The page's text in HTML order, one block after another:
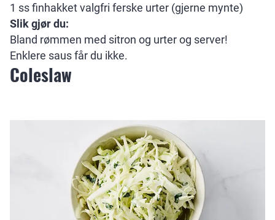
1 ss finhakket valgfri ferske urter (gjerne mynte)
Slik gjør du:
Bland rømmen med sitron og urter og server!
Enklere saus får du ikke.
Coleslaw